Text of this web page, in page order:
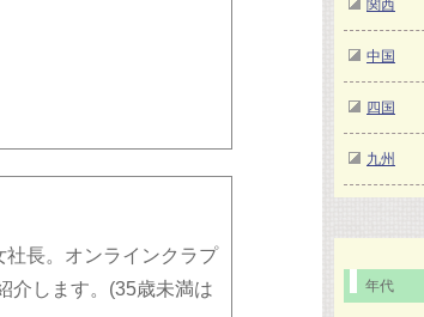
長。オンラインクラプ
介します。(35歳未満は
関西
中国
四国
九州
年代